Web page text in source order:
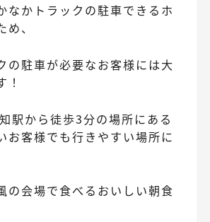
なかトラックの駐車できるホ
、
の駐車が必要なお客様には大
！
駅から徒歩3分の場所にある
お客様でも行きやすい場所に
会場で食べるおいしい朝食